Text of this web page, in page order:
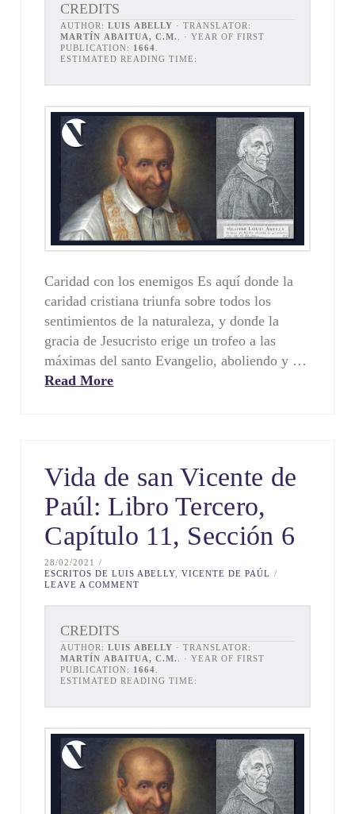
CREDITS
AUTHOR:LUIS ABELLY · TRANSLATOR:
MARTÍN ABAITUA, C.M.
. · YEAR OF FIRST
PUBLICATION: 1664
ESTIMATED READING TIME:
Caridad con los enemigos Es aquí donde la
caridad cristiana triunfa sobre todos los
sentimientos de la naturaleza, y donde la
gracia de Jesucristo erige un trofeo a las
máximas del santo Evangelio, aboliendo y …
Read More
Vida de san Vicente de
Paúl: Libro Tercero,
Capítulo 11, Sección 6
28/02/2021
ESCRITOS DE LUIS ABELLY ,VICENTE DE PAÚL
LEAVE A COMMENT
CREDITS
AUTHOR:LUIS ABELLY · TRANSLATOR:
MARTÍN ABAITUA, C.M.
. · YEAR OF FIRST
PUBLICATION: 1664
ESTIMATED READING TIME: